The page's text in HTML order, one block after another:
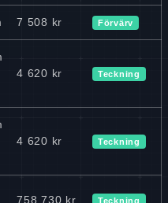
7 508 kr Förvärv
4 620 kr Teckning
4 620 kr Teckning
758 730 kr Teckning